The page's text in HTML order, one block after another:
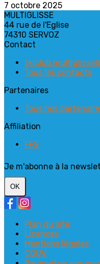
7 octobre 2025
MULTIGLISSE
44 rue de l'Eglise
74310 SERVOZ
Contact
Tous les contacts
Partenaires
Tous nos
Affiliation
FFS
Je m'abonne à la
OK
Plan du site
Licences
Mentions légales
CGUV